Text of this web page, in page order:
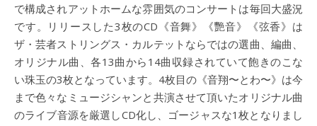
で構成されアットホームな雰囲気のコンサートは毎回大盛況
です。リリースした3枚のCD《音舞》《艷音》《弦香》は
ザ・芸者ストリングス・カルテットならではの選曲、編曲、
オリジナル曲、各13曲から14曲収録されていて飽きのこな
い珠玉の3枚となっています。4枚目の《音翔〜とわ〜》は今
まで色々なミュージシャンと共演させて頂いたオリジナル曲
のライブ音源を厳選しCD化し、ゴージャスな1枚となりまし